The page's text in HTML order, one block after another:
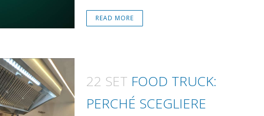
READ MORE
22 SET FOOD TRUCK:
PERCHÉ SCEGLIERE